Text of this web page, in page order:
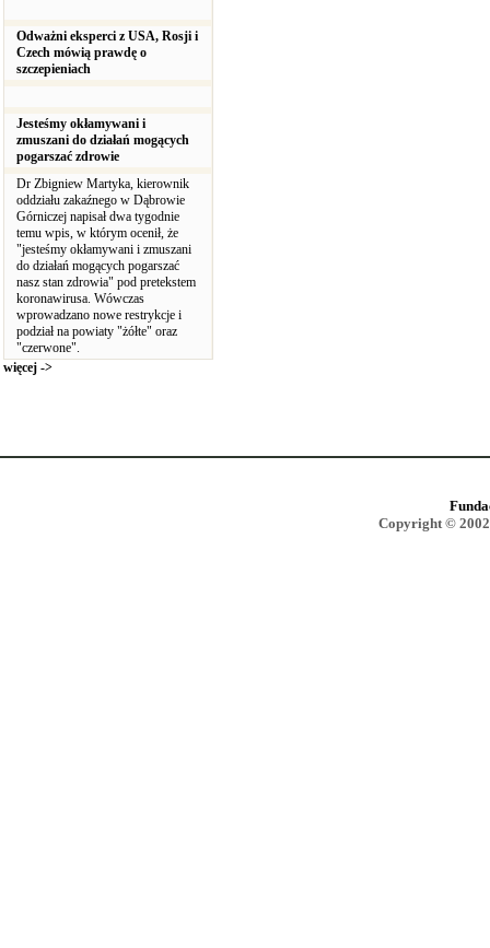
Odważni eksperci z USA, Rosji i
Czech mówią prawdę o
szczepieniach
Jesteśmy okłamywani i
zmuszani do działań mogących
pogarszać zdrowie
Dr Zbigniew Martyka, kierownik
oddziału zakaźnego w Dąbrowie
Górniczej napisał dwa tygodnie
temu wpis, w którym ocenił, że
"jesteśmy okłamywani i zmuszani
do działań mogących pogarszać
nasz stan zdrowia" pod pretekstem
koronawirusa. Wówczas
wprowadzano nowe restrykcje i
podział na powiaty "żółte" oraz
"czerwone".
więcej ->
Copyright ©